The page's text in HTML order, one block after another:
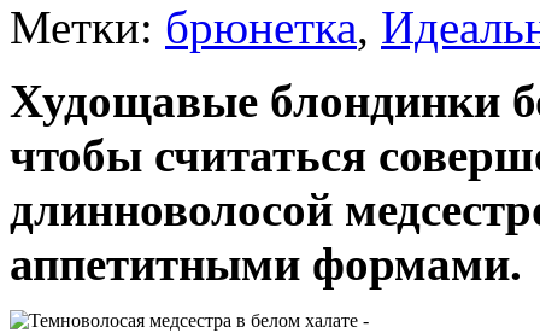
Метки: брюнетка,
Худощавые блондинки
чтобы считаться
длинноволосой
аппетитными формами.